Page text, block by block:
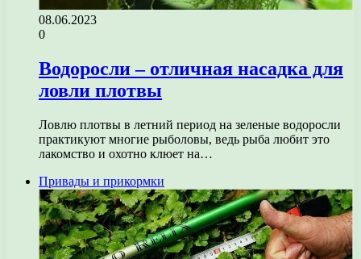
08.06.2023
0
Водоросли – отличная насадка для
ловли плотвы
Ловлю плотвы в летний период на зеленые водоросли
практикуют многие рыболовы, ведь рыба любит это
лакомство и охотно клюет на…
Привады и прикормки